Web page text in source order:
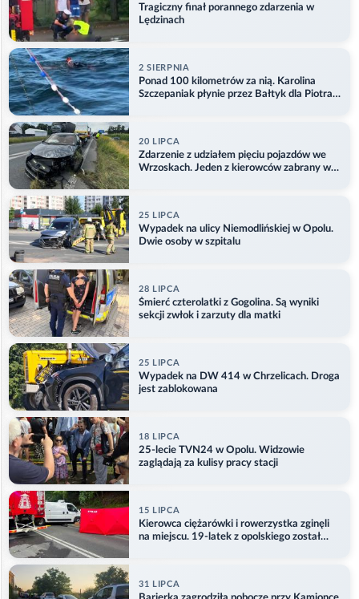
Tragiczny finał porannego zdarzenia w
Lędzinach
2 SIERPNIA
Ponad 100 kilometrów za nią. Karolina
Szczepaniak płynie przez Bałtyk dla Piotra.
20 LIPCA
Zdarzenie z udziałem pięciu pojazdów we
Wrzoskach. Jeden z kierowców zabrany w
25 LIPCA
Wypadek na ulicy Niemodlińskiej w Opolu.
Dwie osoby w szpitalu
28 LIPCA
Śmierć czterolatki z Gogolina. Są wyniki
sekcji zwłok i zarzuty dla matki
25 LIPCA
Wypadek na DW 414 w Chrzelicach. Droga
jest zablokowana
18 LIPCA
25-lecie TVN24 w Opolu. Widzowie
zaglądają za kulisy pracy stacji
15 LIPCA
Kierowca ciężarówki i rowerzystka zginęli
na miejscu. 19-latek z opolskiego został
31 LIPCA